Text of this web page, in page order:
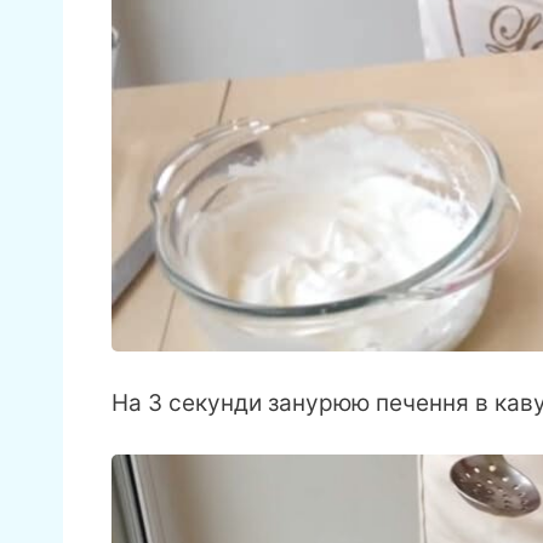
На 3 секунди занурюю печення в